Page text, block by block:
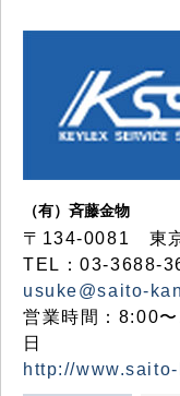
（有）斉藤金物
〒134-0081 東
TEL：03-3688-
usuke@saito-
営業時間：8:00
日
http://